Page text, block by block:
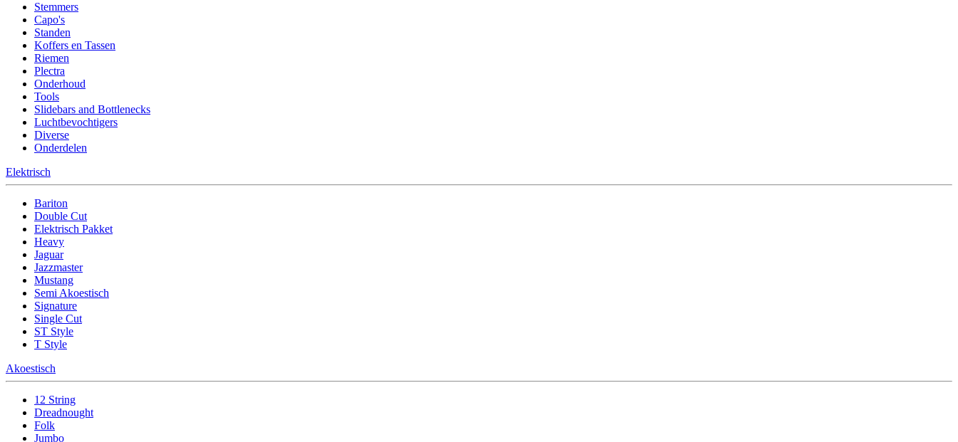
Stemmers
Capo's
Standen
Koffers en Tassen
Riemen
Plectra
Onderhoud
Tools
Slidebars and Bottlenecks
Luchtbevochtigers
Diverse
Onderdelen
Elektrisch
Bariton
Double Cut
Elektrisch Pakket
Heavy
Jaguar
Jazzmaster
Mustang
Semi Akoestisch
Signature
Single Cut
ST Style
T Style
Akoestisch
12 String
Dreadnought
Folk
Jumbo